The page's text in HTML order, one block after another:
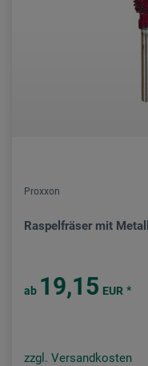
Proxxon
Raspelfräser mit
ab 19,15 EUR *
zzgl. Versandkosten